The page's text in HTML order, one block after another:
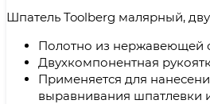
Шпатель Toolberg малярный,
Полотно из нержавеющей
Двухкомпонентная
Применяется для
выравнивания шпатлевки